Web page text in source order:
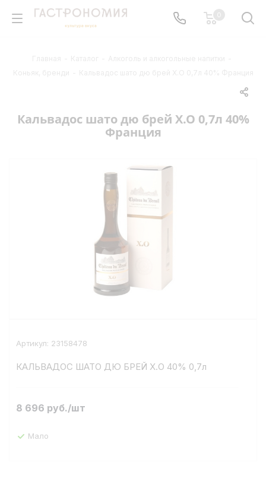
Кальвадос шато дю брей Х.О 0,7л 40%
Франция
Артикул: 23158478
КАЛЬВАДОС ШАТО ДЮ БРЕЙ Х.О 40% 0,7л
8 696 руб./шт
Мало